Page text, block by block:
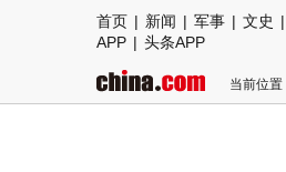
首页 | 新闻 | 军事 | 文史 |
APP | 头条APP
当前位置